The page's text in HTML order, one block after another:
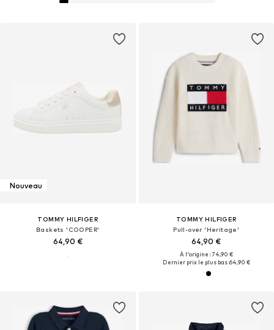
Nouveau
TOMMY HILFIGER
Baskets 'COOPER'
64,90 €
TOMMY HILFIGER
Pull-over 'Heritage'
64,90 €
À l'origine : 74,90 €
Dernier prix le plus bas :64,90 €